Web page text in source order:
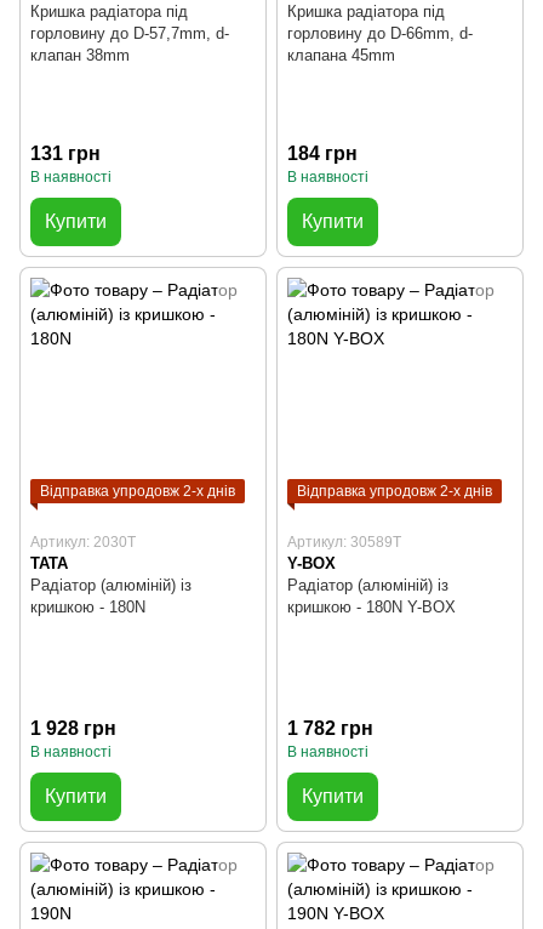
Кришка радіатора під
горловину до D-57,7mm, d-
клапан 38mm
131 грн
В наявності
Купити
Кришка радіатора під
горловину до D-66mm, d-
клапана 45mm
184 грн
В наявності
Купити
Відправка упродовж 2-х днів
Артикул: 2030T
TATA
Радіатор (алюміній) із
кришкою - 180N
1 928 грн
В наявності
Купити
Відправка упродовж 2-х днів
Артикул: 30589T
Y-BOX
Радіатор (алюміній) із
кришкою - 180N Y-BOX
1 782 грн
В наявності
Купити